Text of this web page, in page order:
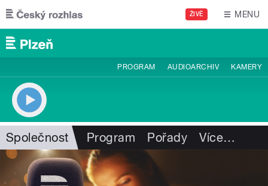
Přejít k hlavnímu obsahu
ŽIVĚ MENU
PROGRAM AUDIOARCHIV KAMERY
Společnost Program Pořady Více…